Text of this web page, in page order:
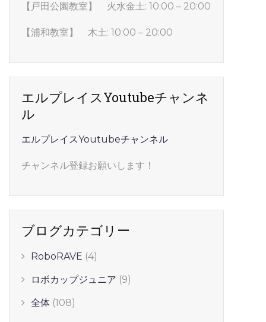
【戸田公園教室】 火水金土: 10:00 – 20:00
【浦和教室】 木土: 10:00 – 20:00
エルプレイスYoutubeチャンネ
ル
エルプレイスYoutubeチャンネル
チャンネル登録お願いします！
ブログカテゴリー
RoboRAVE (4)
ロボカップジュニア (9)
全体 (108)